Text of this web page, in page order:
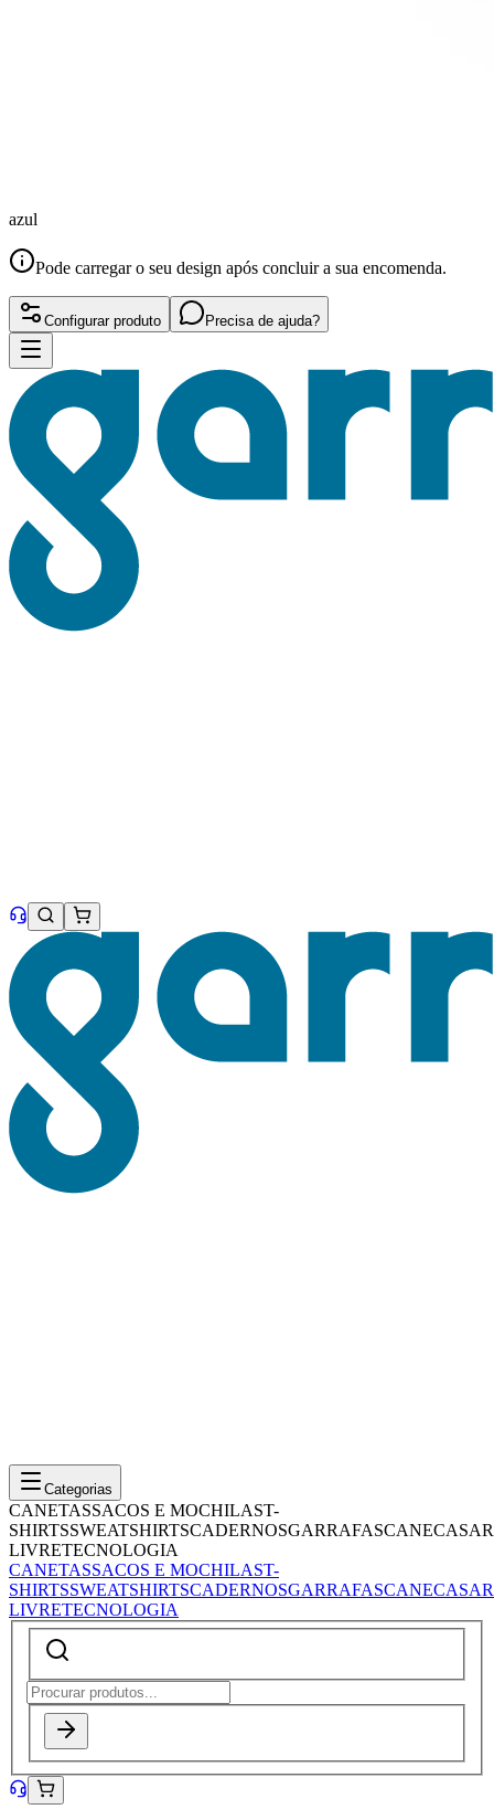
azul
Pode carregar o seu design após concluir a sua encomenda.
Configurar produto Precisa de ajuda?
Categorias
CANETASSACOS E MOCHILAST-
SHIRTSSWEATSHIRTSCADERNOSGARRAFASCANECASAR
LIVRETECNOLOGIA
CANETASSACOS E MOCHILAST-
SHIRTSSWEATSHIRTSCADERNOSGARRAFASCANECASAR
LIVRETECNOLOGIA